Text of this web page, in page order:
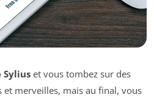
Sylius et vous tombez sur des
merveilles, mais au final, vous